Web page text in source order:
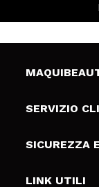
Chi siamo
Gift Cards
SERVIZIO
Spedizioni
Metodi di
SICUREZZA
Termini e
LINK UTILI